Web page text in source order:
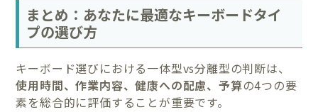
まとめ：あなたに最適なキーボードタイ
プの選び方
キーボード選びにおける一体型vs分離型の判断は、
使用時間、作業内容、健康への配慮、予算の4つの要
素を総合的に評価することが重要です。